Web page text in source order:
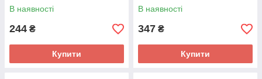
В наявності
244 ₴
Купити
В наявності
347 ₴
Купити